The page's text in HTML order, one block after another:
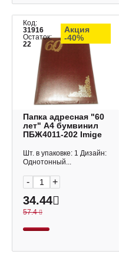
Код:
31916
Остаток:
22
Акция
-40%
Папка адресная "60
лет" А4 бумвинил
ПБЖ4011-202 Imige
Шт. в упаковке: 1 Дизайн:
Однотонный...
- +
34.44
57.4